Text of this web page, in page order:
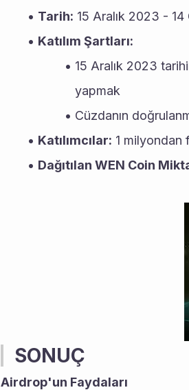
Tarih: 15 Aralık 2023 -
Katılım Şartları:
15 Aralık 2023
yapmak
Cüzdanın
Katılımcılar: 1 milyondan
Dağıtılan WEN Coin
SONUÇ
Airdrop'un Faydaları